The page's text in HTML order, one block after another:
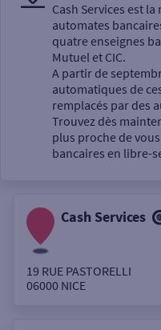
Sélectionnez votre
Un service
Cash Services est
automates
quatre enseignes
Mutuel et CIC.
A partir de
automatiques de
remplacés par des
Trouvez dès
plus proche de
bancaires en libre-
Cash Services
19 RUE PASTORELLI
06000 NICE